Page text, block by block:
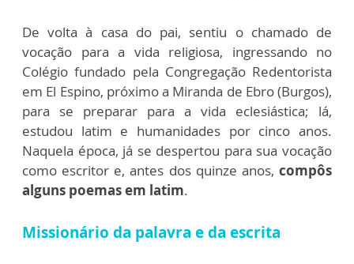
De volta à casa do pai, sentiu o chamado de
vocação para a vida religiosa, ingressando no
Colégio fundado pela Congregação Redentorista
em El Espino, próximo a Miranda de Ebro (Burgos),
para se preparar para a vida eclesiástica; lá,
estudou latim e humanidades por cinco anos.
Naquela época, já se despertou para sua vocação
como escritor e, antes dos quinze anos, compôs
alguns poemas em latim.
Missionário da palavra e da escrita